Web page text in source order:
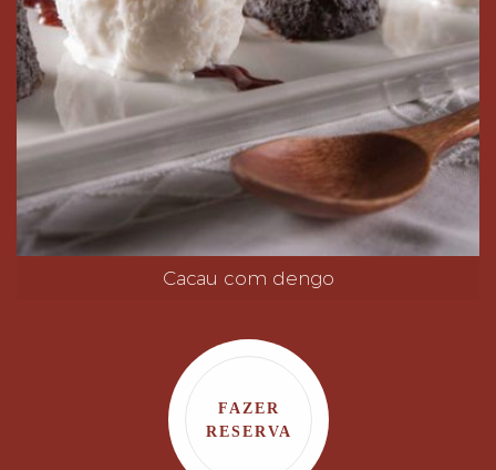
Cacau com dengo
FAZER
RESERVA